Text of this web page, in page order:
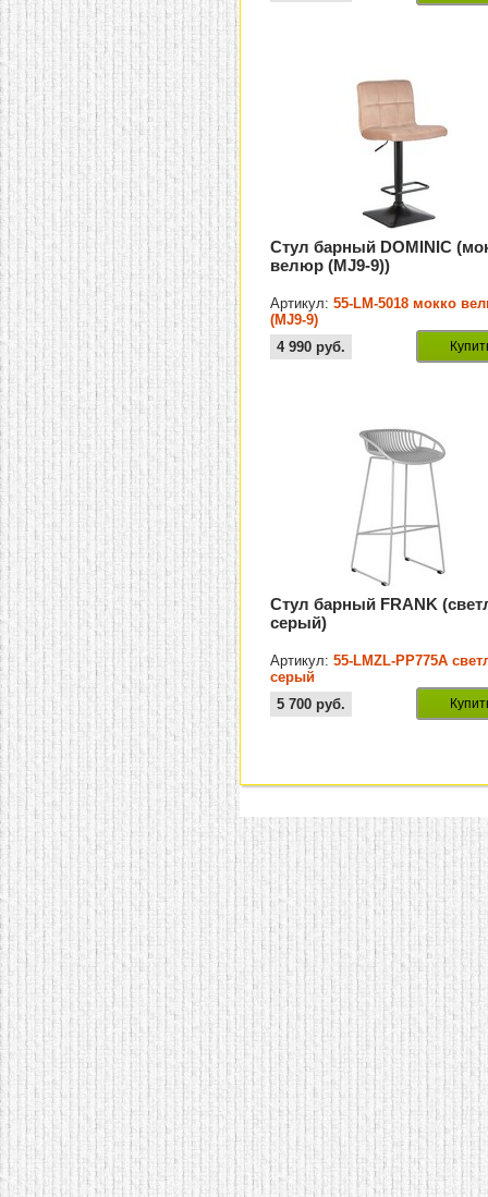
Стул барный DOMINIC
велюр (MJ9-9))
Артикул:55-LM-5018 мокко
(MJ9-9)
4 990 руб.
Стул барный FRANK
серый)
Артикул:55-LMZL-PP775A
серый
5 700 руб.